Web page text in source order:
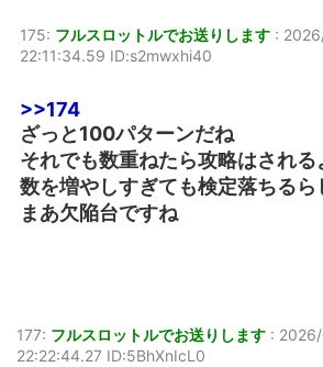
175: フルスロットルでお送りします :
22:11:34.59 ID:s2mwxhi40
>>174
ざっと100パターンだね
それでも数重ねたら攻略はされる
数を増やしすぎても検定落ちるら
まあ欠陥台ですね
177: フルスロットルでお送りします :
22:22:44.27 ID:5BhXnIcL0